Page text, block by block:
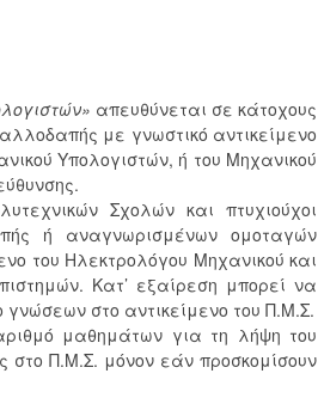
απευθύνεται σε κάτοχους
με γνωστικό αντικείμενο
Υπολογιστών, ή του Μηχανικού
Σχολών και πτυχιούχοι
ή αναγνωρισμένων ομοταγών
του Ηλεκτρολόγου Μηχανικού και
Κατ’ εξαίρεση μπορεί να
γνώσεων στο αντικείμενο του Π.Μ.Σ.
μαθημάτων για τη λήψη του
στο Π.Μ.Σ. μόνον εάν προσκομίσουν